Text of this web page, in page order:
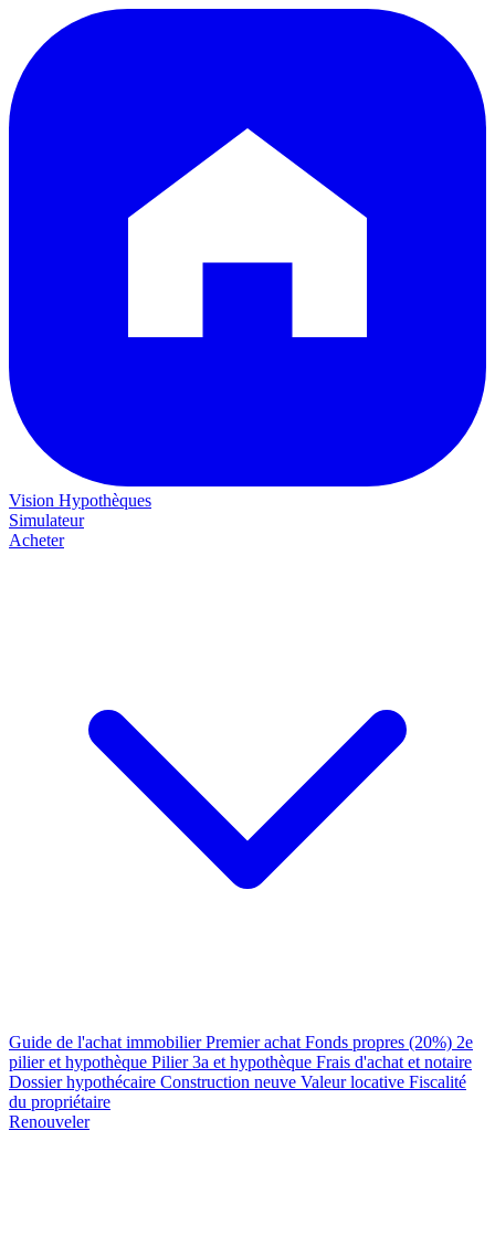
Vision Hypothèques
Simulateur
Acheter
Guide de l'achat immobilierPremier achat Fonds propres (20%) 2e
pilier et hypothèque Pilier 3a et hypothèque Frais d'achat et notaire
Dossier hypothécaire Construction neuve Valeur locative Fiscalité
du propriétaire
Renouveler